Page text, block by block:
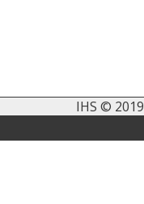
IHS © 2019